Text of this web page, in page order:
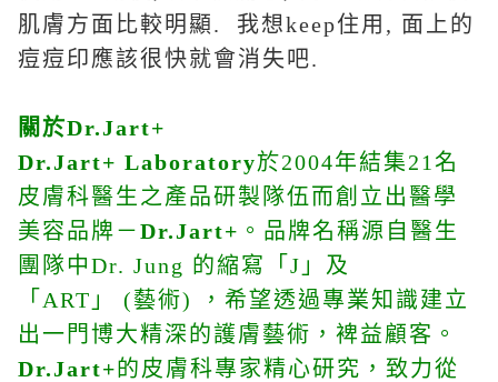
肌膚方面比較明顯. 我想keep住用, 面上的
痘痘印應該很快就會消失吧.
關於Dr.Jart+
Dr.Jart+ Laboratory於2004年結集21名
皮膚科醫生之產品研製隊伍而創立出醫學
美容品牌－Dr.Jart+ 。品牌名稱源自醫生
團隊中Dr. Jung 的縮寫「J」及
「ART」 (藝術) ，希望透過專業知識建立
出一門博大精深的護膚藝術，裨益顧客。
Dr.Jart+的皮膚科專家精心研究，致力從